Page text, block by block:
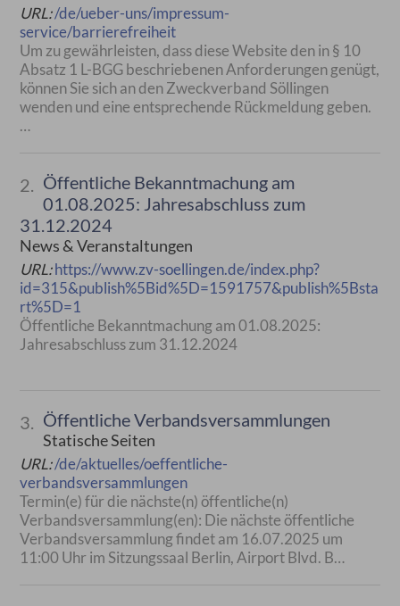
URL:/de/ueber-uns/impressum-
service/barrierefreiheit
Um zu gewährleisten, dass diese Website den in § 10
Absatz 1 L-BGG beschriebenen Anforderungen genügt,
können Sie sich an den Zweckverband Söllingen
wenden und eine entsprechende Rückmeldung geben.
…
2. Öffentliche Bekanntmachung am
01.08.2025: Jahresabschluss zum
31.12.2024
News & Veranstaltungen
URL:https://www.zv-soellingen.de/index.php?
id=315&publish%5Bid%5D=1591757&publish%5Bsta
rt%5D=1
Öffentliche Bekanntmachung am 01.08.2025:
Jahresabschluss zum 31.12.2024
3. Öffentliche Verbandsversammlungen
Statische Seiten
URL:/de/aktuelles/oeffentliche-
verbandsversammlungen
Termin(e) für die nächste(n) öffentliche(n)
Verbandsversammlung(en): Die nächste öffentliche
Verbandsversammlung findet am 16.07.2025 um
11:00 Uhr im Sitzungssaal Berlin, Airport Blvd. B…